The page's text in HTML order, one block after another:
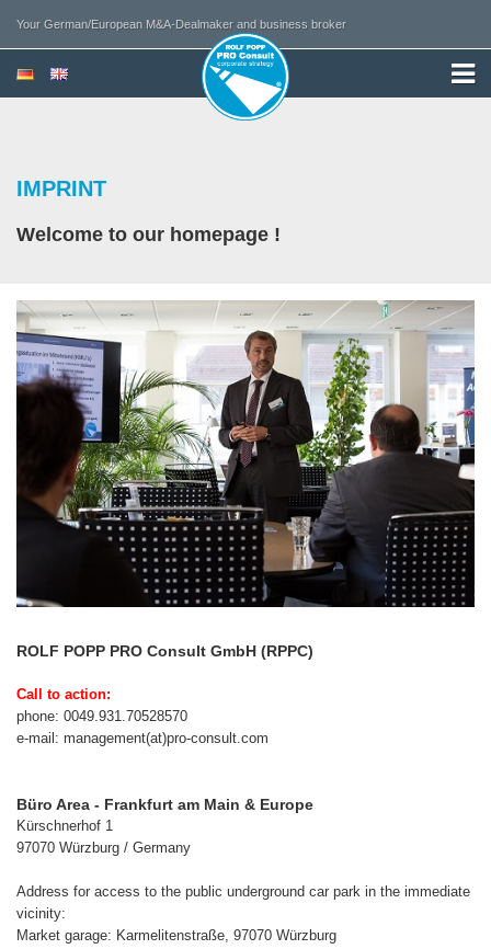
Your German/European M&A-Dealmaker and business broker
IMPRINT
Welcome to our homepage !
ROLF POPP PRO Consult GmbH (RPPC)
Call to action:
phone: 0049.931.70528570
e-mail: management(at)pro-consult.com
Büro Area - Frankfurt am Main & Europe
Kürschnerhof 1
97070 Würzburg / Germany
Address for access to the public underground car park in the immediate
vicinity:
Market garage: Karmelitenstraße, 97070 Würzburg